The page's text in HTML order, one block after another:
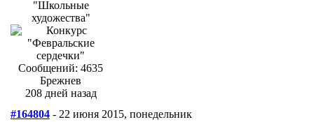
Сообщений: 4635
Брежнев
208 дней назад
#164804 - 22 июня 2015, понедельник